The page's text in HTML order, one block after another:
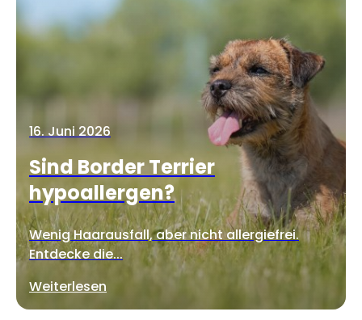
16. Juni 2026
Sind Border Terrier
hypoallergen?
Wenig Haarausfall, aber nicht allergiefrei.
Entdecke die...
Weiterlesen